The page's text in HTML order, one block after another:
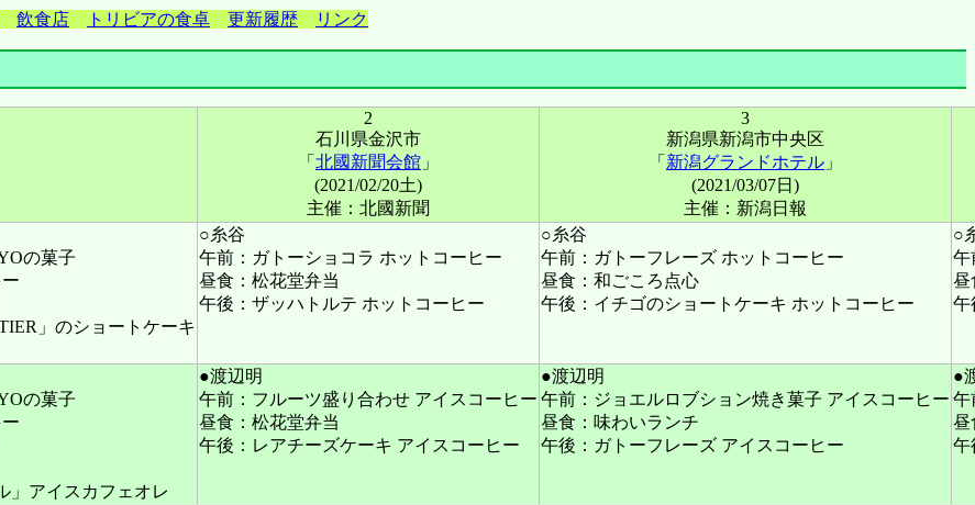
飲食店 トリビアの食卓 更新履歴 リンク
2
石川県金沢市
「 北國新聞会館 」
(2021/02/20土)
主催：北國新聞
3
新潟県新潟市中央区
「 新潟グランドホテル 」
(2021/03/07日)
主催：新潟日報
の菓子
」のショートケーキ
○糸谷
午前：ガトーショコラ ホットコーヒー
昼食：松花堂弁当
午後：ザッハトルテ ホットコーヒー
○糸谷
午前：ガトーフレーズ ホットコーヒー
昼食：和ごころ点心
午後：イチゴのショートケーキ ホットコーヒー
○
午
昼
午
の菓子
」アイスカフェオレ
●渡辺明
午前：フルーツ盛り合わせ アイスコーヒー
昼食：松花堂弁当
午後：レアチーズケーキ アイスコーヒー
●渡辺明
午前：ジョエルロブション焼き菓子 アイスコーヒー
昼食：味わいランチ
午後：ガトーフレーズ アイスコーヒー
●
午
昼
午